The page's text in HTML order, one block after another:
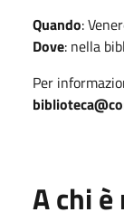
Quando:
Dove: nella
Per
A chi